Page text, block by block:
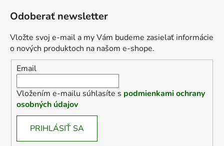
Odoberať newsletter
Vložte svoj e-mail a my Vám budeme zasielať informácie
o nových produktoch na našom e-shope.
Email
Vložením e-mailu súhlasíte s podmienkami ochrany
osobných údajov
PRIHLÁSIŤ SA